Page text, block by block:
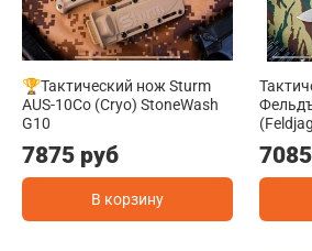
🏆Тактический нож Sturm
AUS-10Co (Cryo) StoneWash
G10
7875 руб
В корзину